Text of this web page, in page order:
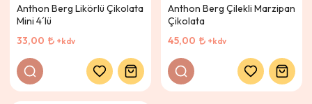
Anthon Berg Likörlü Çikolata
Mini 4´lü
33,00
+kdv
Anthon Berg Çilekli Marzipan
Çikolata
45,00
+kdv